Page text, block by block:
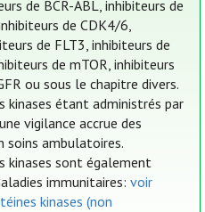
de BCR-ABL, inhibiteurs de
de CDK4/6,
de FLT3, inhibiteurs de
de mTOR, inhibiteurs
ou sous le chapitre divers.
kinases étant administrés par
vigilance accrue des
soins ambulatoires.
kinases sont également
immunitaires:voir
kinases (non